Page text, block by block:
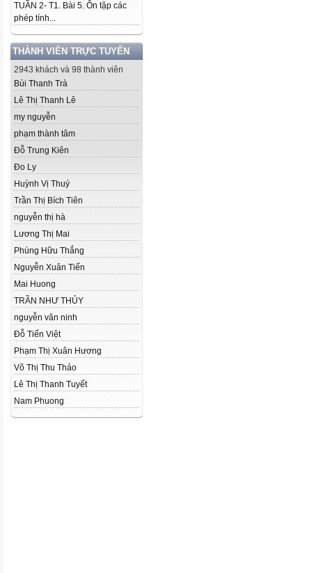
TUẦN 2- T1. Bài 5. Ôn tập các
phép tính...
THÀNH VIÊN TRỰC TUYẾN
2943 khách và 98 thành viên
Bùi Thanh Trà
Lê Thị Thanh Lê
my nguyễn
phạm thành tâm
Đỗ Trung Kiên
Đo Ly
Huỳnh Vị Thuý
Trần Thị Bích Tiên
nguyễn thị hà
Lương Thị Mai
Phùng Hữu Thắng
Nguyễn Xuân Tiến
Mai Huong
TRẦN NHƯ THỦY
nguyễn văn ninh
Đỗ Tiến Việt
Phạm Thị Xuân Hương
Võ Thị Thu Thảo
Lê Thị Thanh Tuyết
Nam Phuong